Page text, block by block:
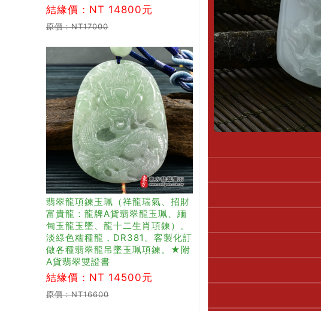
結緣價：NT 14800元
原價：NT17000
翡翠龍項鍊玉珮（祥龍瑞氣、招財
富貴龍：龍牌A貨翡翠龍玉珮、緬
甸玉龍玉墜、龍十二生肖項鍊）。
淡綠色糯種龍，DR381。客製化訂
做各種翡翠龍吊墜玉珮項鍊。★附
A貨翡翠雙證書
結緣價：NT 14500元
原價：NT16600